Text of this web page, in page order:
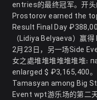
entries的最终冠军。开
Prostorov earned the
Result Final Day
（Lidiya Belyaeva）赢
2月23日，另一场Side
女之處堆堆堆堆堆堆堆։
enlarged $ ₽3,165,400
Tamasyan among Big
Event wpt游乐场的第二